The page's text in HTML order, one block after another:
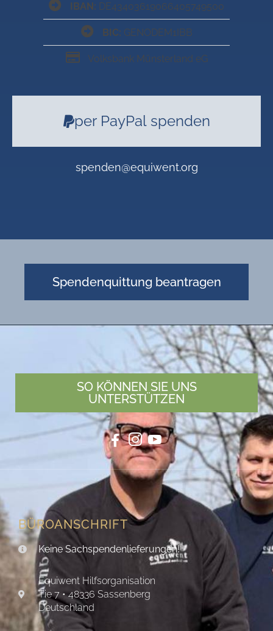
IBAN: DE43403619066405749500
BIC: GENODEM1IBB
Volksbank Münsterland eG
per PayPal spenden
spenden@equiwent.org
Spendenquittung beantragen
SO KÖNNEN SIE UNS
UNTERSTÜTZEN
BÜROANSCHRIFT
Keine Sachspendenlieferungen!
Equiwent Hilfsorganisation
Tie 7 • 48336 Sassenberg
Deutschland